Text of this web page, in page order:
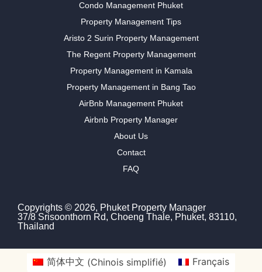
Condo Management Phuket
Property Management Tips
Aristo 2 Surin Property Management
The Regent Property Management
Property Management in Kamala
Property Management in Bang Tao
AirBnb Management Phuket
Airbnb Property Manager
About Us
Contact
FAQ
Copyrights © 2026, Phuket Property Manager
37/8 Srisoonthorn Rd, Choeng Thale, Phuket, 83110,
Thailand
简体中文 (Chinois simplifié)
Français